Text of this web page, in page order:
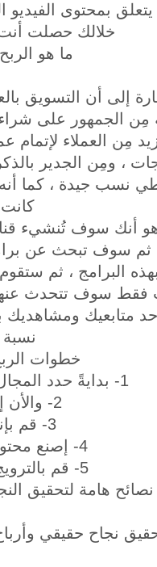
بمحتوى
خلالك حصلت أنت
ما هو
إلى أن التسويق
مِن الجمهور على
مِن العملاء
، ومِن الجدير
نسب جيدة ، كما أنه
كانت
أنك سوف تُنشيء
ثم سوف تبحث عن
البرامج ، ثم ستقوم
فقط سوف تتحدث
متابعيك
نسبة
خطوات
1- بدايةً حدد المجال أو النيتش الذي سوف تتخص فيه.
2- والأن إختر اسم مناسب لقناتك.
3- قم بإنشاء قناة على اليوتيوب.
4- إصنع محتوى ترويجي مقنع ومُلفت حقاً.
5- قم بالترويج لمقاطع الفيديو الخاصة بك.
نصائح هامة لتحقيق
نجاح حقيقي